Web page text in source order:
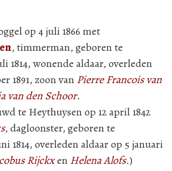
op 4 juli 1866 met
, timmerman, geboren te
1814, wonende aldaar, overleden
1891, zoon van Pierre Francois van
van den Schoor.
te Heythuysen op 12 april 1842
, dagloonster, geboren te
1814, overleden aldaar op 5 januari
Rijckxen Helena Alofs.)